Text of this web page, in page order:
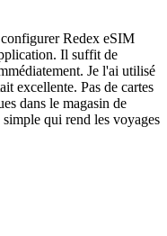
Redex eSIM
Il suffit de
Je l'ai utilisé
excellente. Pas de cartes
dans le magasin de
qui rend les voyages